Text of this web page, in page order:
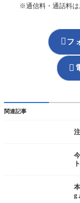
※通信料・通話料は
 フ

関連記事
g